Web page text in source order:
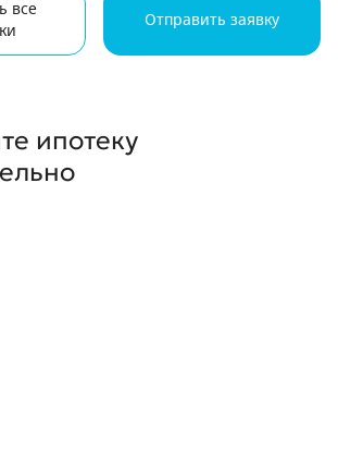
все
Отправить заявку
ипотеку